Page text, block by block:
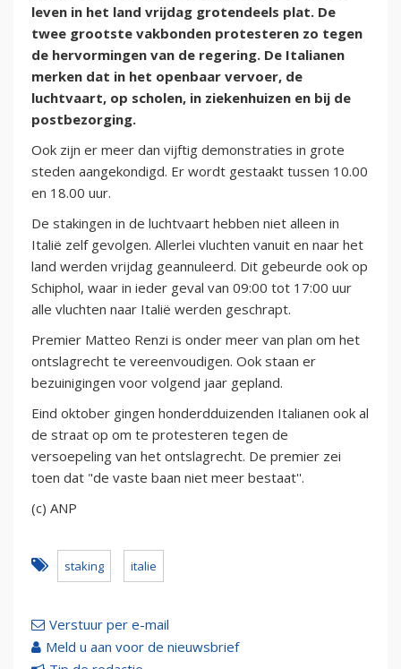
leven in het land vrijdag grotendeels plat. De
twee grootste vakbonden protesteren zo tegen
de hervormingen van de regering. De Italianen
merken dat in het openbaar vervoer, de
luchtvaart, op scholen, in ziekenhuizen en bij de
postbezorging.
Ook zijn er meer dan vijftig demonstraties in grote
steden aangekondigd. Er wordt gestaakt tussen 10.00
en 18.00 uur.
De stakingen in de luchtvaart hebben niet alleen in
Italië zelf gevolgen. Allerlei vluchten vanuit en naar het
land werden vrijdag geannuleerd. Dit gebeurde ook op
Schiphol, waar in ieder geval van 09:00 tot 17:00 uur
alle vluchten naar Italië werden geschrapt.
Premier Matteo Renzi is onder meer van plan om het
ontslagrecht te vereenvoudigen. Ook staan er
bezuinigingen voor volgend jaar gepland.
Eind oktober gingen honderdduizenden Italianen ook al
de straat op om te protesteren tegen de
versoepeling van het ontslagrecht. De premier zei
toen dat "de vaste baan niet meer bestaat''.
(c) ANP
staking italie
Verstuur per e-mail
Meld u aan voor de nieuwsbrief